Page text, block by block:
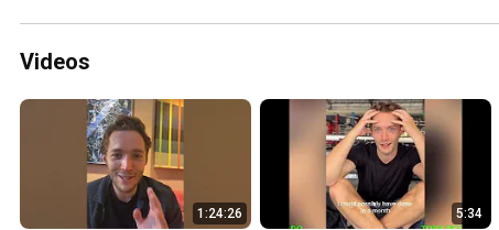
Videos
1:24:26 5:34